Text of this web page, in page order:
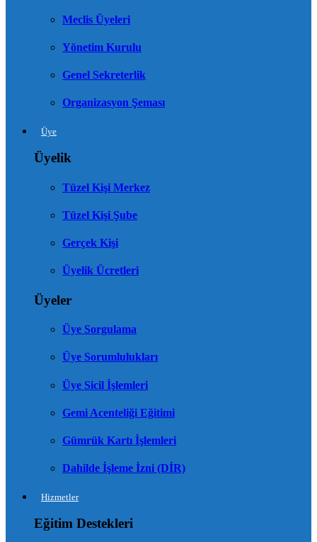
Meclis Üyeleri
Yönetim Kurulu
Genel Sekreterlik
Organizasyon Şeması
Üye
Üyelik
Tüzel Kişi Merkez
Tüzel Kişi Şube
Gerçek Kişi
Üyelik Ücretleri
Üyeler
Üye Sorgulama
Üye Sorumlulukları
Üye Sicil İşlemleri
Gemi Acenteliği Eğitimi
Gümrük Kartı İşlemleri
Dahilde İşleme İzni (DİR)
Hizmetler
Eğitim Destekleri